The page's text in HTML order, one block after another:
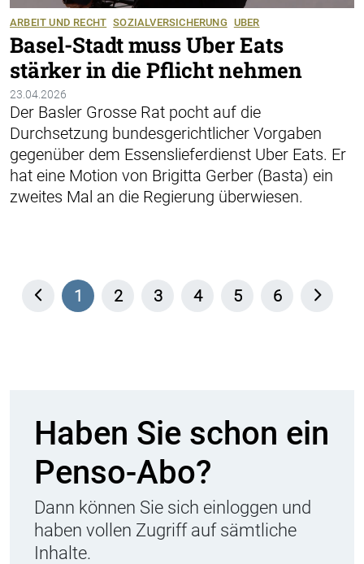
ARBEIT UND RECHT SOZIALVERSICHERUNG UBER
Basel-Stadt muss Uber Eats
stärker in die Pflicht nehmen
23.04.2026
Der Basler Grosse Rat pocht auf die
Durchsetzung bundesgerichtlicher Vorgaben
gegenüber dem Essenslieferdienst Uber Eats. Er
hat eine Motion von Brigitta Gerber (Basta) ein
zweites Mal an die Regierung überwiesen.
1 2 3 4 5 6
Haben Sie schon ein
Penso-Abo?
Dann können Sie sich einloggen und
haben vollen Zugriff auf sämtliche
Inhalte.